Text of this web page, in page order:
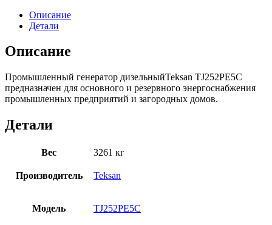
Описание
Детали
Описание
Промышленный генератор дизельныйTeksan TJ252PE5C
предназначен для основного и резервного энергоснабжения
промышленных предприятий и загородных домов.
Детали
Вес 3261 кг
Производитель Teksan
Модель TJ252PE5C